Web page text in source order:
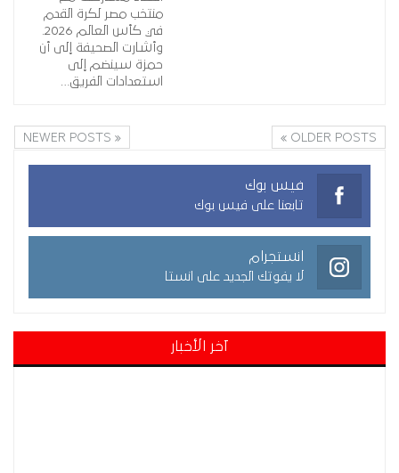
منتخب مصر لكرة القدم
وأشارت الصحيفة إلى أن
حمزة سينضم إلى
استعدادات الفريق…
OLDER POSTS
فيس بوك
تابعنا على فيس بوك
انستجرام
لا يفوتك الجديد على انستا
آخر الأخبار